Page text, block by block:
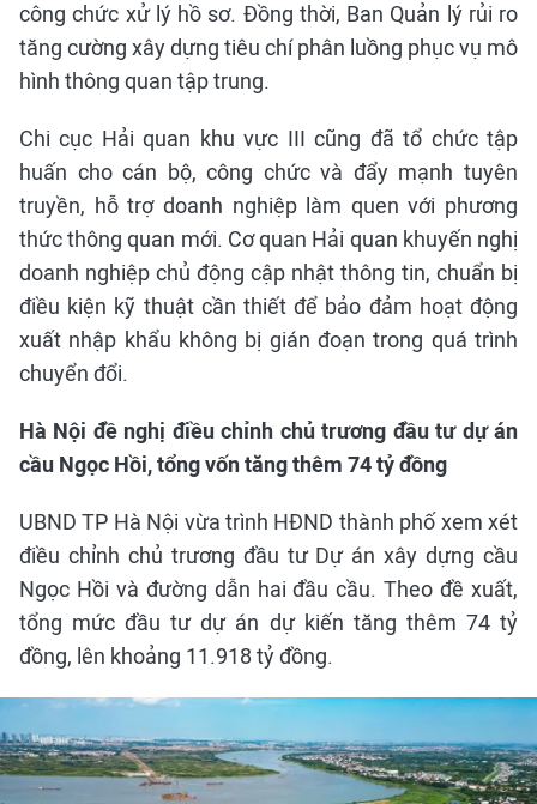
công chức xử lý hồ sơ. Đồng thời, Ban Quản lý rủi ro
tăng cường xây dựng tiêu chí phân luồng phục vụ mô
hình thông quan tập trung.
Chi cục Hải quan khu vực III cũng đã tổ chức tập
huấn cho cán bộ, công chức và đẩy mạnh tuyên
truyền, hỗ trợ doanh nghiệp làm quen với phương
thức thông quan mới. Cơ quan Hải quan khuyến nghị
doanh nghiệp chủ động cập nhật thông tin, chuẩn bị
điều kiện kỹ thuật cần thiết để bảo đảm hoạt động
xuất nhập khẩu không bị gián đoạn trong quá trình
chuyển đổi.
Hà Nội đề nghị điều chỉnh chủ trương đầu tư dự án
cầu Ngọc Hồi, tổng vốn tăng thêm 74 tỷ đồng
UBND TP Hà Nội vừa trình HĐND thành phố xem xét
điều chỉnh chủ trương đầu tư Dự án xây dựng cầu
Ngọc Hồi và đường dẫn hai đầu cầu. Theo đề xuất,
tổng mức đầu tư dự án dự kiến tăng thêm 74 tỷ
đồng, lên khoảng 11.918 tỷ đồng.